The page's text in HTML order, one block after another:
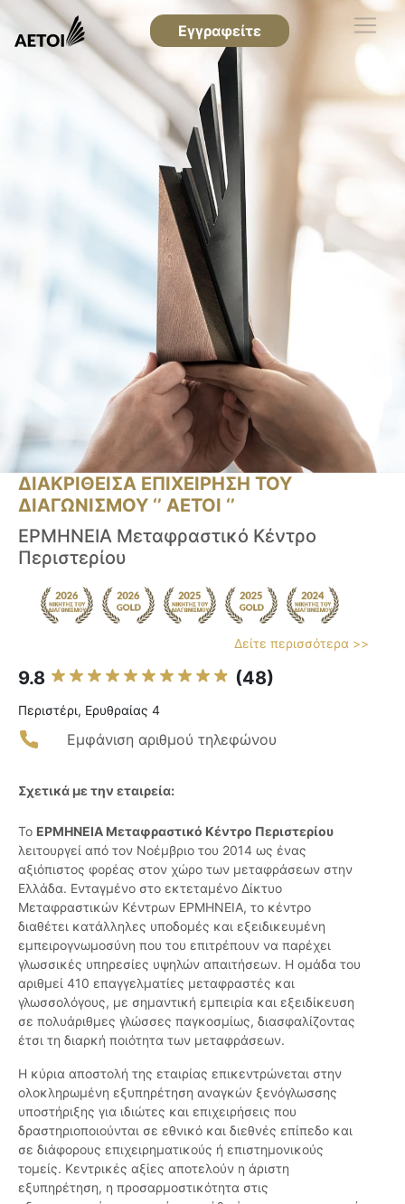
Εγγραφείτε
ΔΙΑΚΡΙΘΕΙΣΑ ΕΠΙΧΕΙΡΗΣΗ ΤΟΥ
ΔΙΑΓΩΝΙΣΜΟΥ ‘’ ΑΕΤΟΙ ‘’
ΕΡΜΗΝΕΙΑ Μεταφραστικό Κέντρο
Περιστερίου
Δείτε περισσότερα >>
9.8 (48)
Περιστέρι, Ερυθραίας 4
Εμφάνιση αριθμού τηλεφώνου
Σχετικά με την εταιρεία:
Το ΕΡΜΗΝΕΙΑ Μεταφραστικό Κέντρο Περιστερίου
λειτουργεί από τον Νοέμβριο του 2014 ως ένας
αξιόπιστος φορέας στον χώρο των μεταφράσεων στην
Ελλάδα. Ενταγμένο στο εκτεταμένο Δίκτυο
Μεταφραστικών Κέντρων ΕΡΜΗΝΕΙΑ, το κέντρο
διαθέτει κατάλληλες υποδομές και εξειδικευμένη
εμπειρογνωμοσύνη που του επιτρέπουν να παρέχει
γλωσσικές υπηρεσίες υψηλών απαιτήσεων. Η ομάδα του
αριθμεί 410 επαγγελματίες μεταφραστές και
γλωσσολόγους, με σημαντική εμπειρία και εξειδίκευση
σε πολυάριθμες γλώσσες παγκοσμίως, διασφαλίζοντας
έτσι τη διαρκή ποιότητα των μεταφράσεων.
Η κύρια αποστολή της εταιρίας επικεντρώνεται στην
ολοκληρωμένη εξυπηρέτηση αναγκών ξενόγλωσσης
υποστήριξης για ιδιώτες και επιχειρήσεις που
δραστηριοποιούνται σε εθνικό και διεθνές επίπεδο και
σε διάφορους επιχειρηματικούς ή επιστημονικούς
τομείς. Κεντρικές αξίες αποτελούν η άριστη
εξυπηρέτηση, η προσαρμοστικότητα στις